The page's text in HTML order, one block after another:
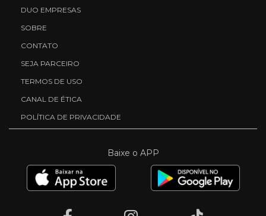
DUO EMPRESAS
SOBRE
CONTATO
SEJA PARCEIRO
TERMOS DE USO
CANAL DE ÉTICA
POLÍTICA DE PRIVACIDADE
Baixe o APP